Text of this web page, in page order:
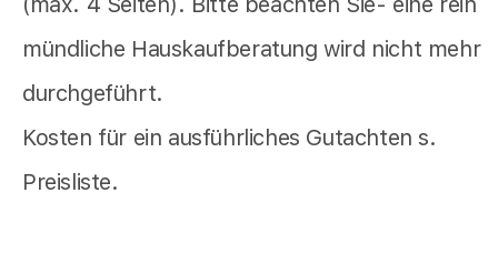
mündliche Hauskaufberatung wird nicht mehr
durchgeführt.
Kosten für ein ausführliches Gutachten s.
Preisliste.